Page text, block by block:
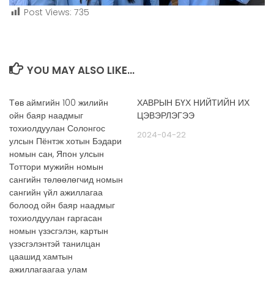
Post Views: 735
YOU MAY ALSO LIKE...
Төв аймгийн 100 жилийн
ойн баяр наадмыг
тохиолдуулан Солонгос
улсын Пёнтэк хотын Бэдари
номын сан, Япон улсын
Тоттори мужийн номын
сангийн төлөөлөгчид номын
сангийн үйл ажиллагаа
болоод ойн баяр наадмыг
тохиолдуулан гаргасан
номын үзэсгэлэн, картын
үзэсгэлэнтэй танилцан
цаашид хамтын
ажиллагаагаа улам
ХАВРЫН БҮХ НИЙТИЙН ИХ
ЦЭВЭРЛЭГЭЭ
2024-04-22